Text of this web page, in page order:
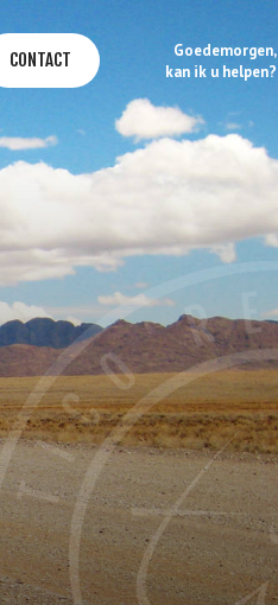
CONTACT
Goedemorgen,
kan ik u helpen?